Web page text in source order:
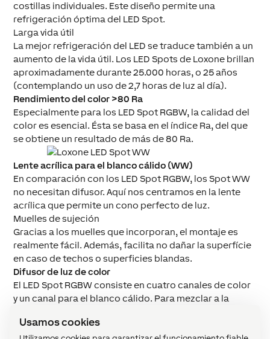
Usamos cookies
costillas individuales. Este diseño permite una
refrigeración óptima del LED Spot.
Larga vida útil
La mejor refrigeración del LED se traduce también a un
aumento de la vida útil. Los LED Spots de Loxone brillan
aproximadamente durante 25.000 horas, o 25 años
(contemplando un uso de 2,7 horas de luz al día).
Rendimiento del color >80 Ra
Especialmente para los LED Spot RGBW, la calidad del
color es esencial. Ésta se basa en el índice Ra, del que
se obtiene un resultado de más de 80 Ra.
Lente acrílica para el blanco cálido (WW)
En comparación con los LED Spot RGBW, los Spot WW
no necesitan difusor. Aquí nos centramos en la lente
acrílica que permite un cono perfecto de luz.
Muelles de sujeción
Gracias a los muelles que incorporan, el montaje es
realmente fácil. Además, facilita no dañar la superfície
en caso de techos o superficies blandas.
Difusor de luz de color
El LED Spot RGBW consiste en cuatro canales de color
y un canal para el blanco cálido. Para mezclar a la
consiguiendo resultados excelentes, con luz de